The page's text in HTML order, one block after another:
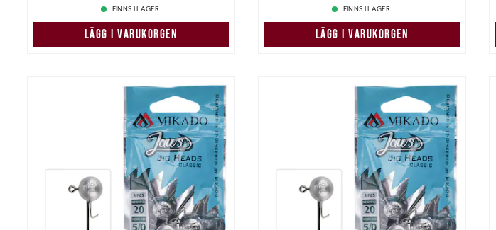
FINNS I LAGER.
LÄGG I VARUKORGEN
FINNS I LAGER.
LÄGG I VARUKORGEN